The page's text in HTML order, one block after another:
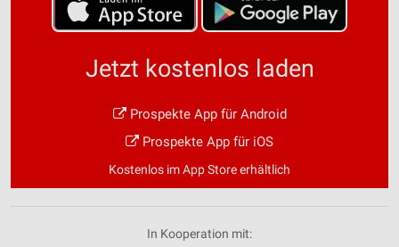
Jetzt kostenlos laden
Prospekte App für Android
Prospekte App für iOS
Kostenlos im App Store erhältlich
In Kooperation mit: